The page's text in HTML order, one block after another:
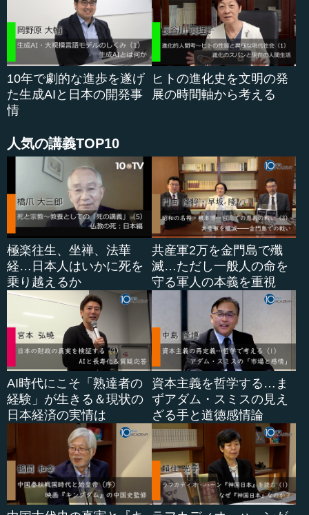
10年で劇的な進歩を遂げ
た生成AIと日本の開発事
情
ヒトの進化史を文明の発
展の時間軸から考える
人気の講義TOP10
極楽往生、坐禅、法華
経…日本人はいかに死を
乗り越えるか
共産軍2万を金門島で殲
滅…ただし一般人の命を
守る軍人の本義を重視
AI時代にこそ「熟達者の
経験」が生きる＆現状の
日本経済の実情は
資本主義を哲学する…ま
ずアダム・スミスの見え
ざる手と道徳感情論